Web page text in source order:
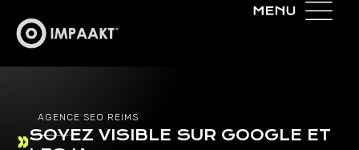
AGENCE SEO REIMS
SOYEZ VISIBLE SUR GOOGLE ET